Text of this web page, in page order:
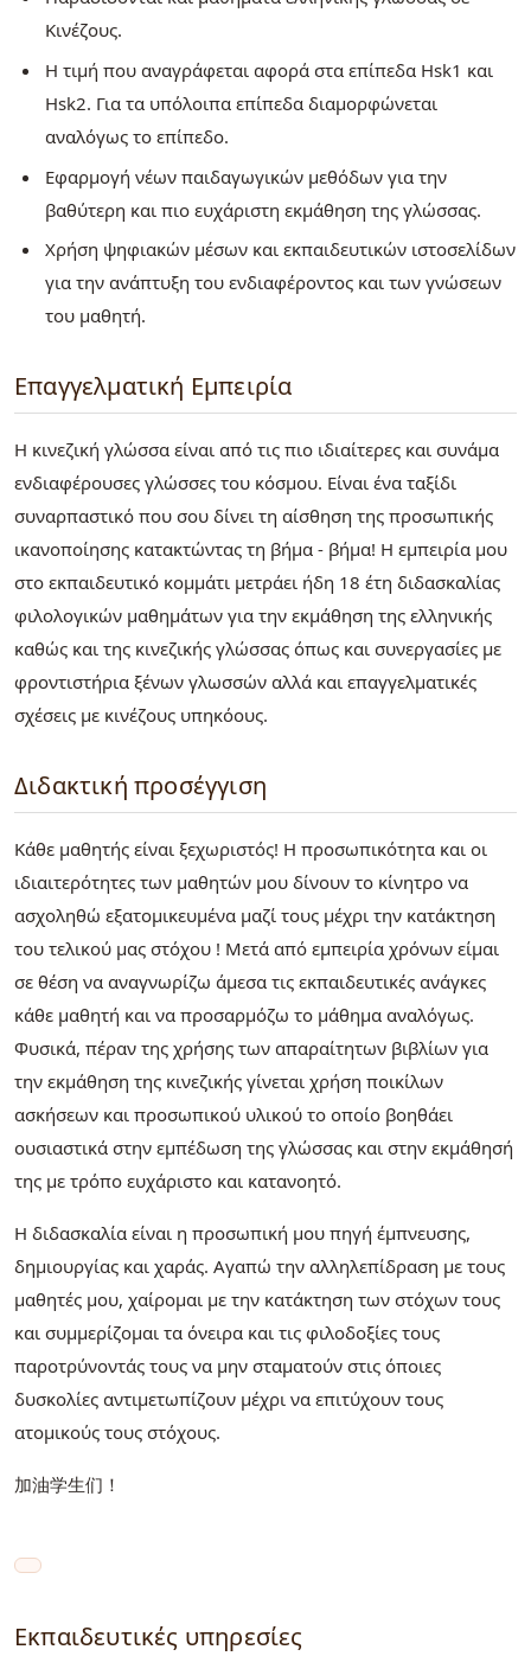
Κινέζους.
Η τιμή που αναγράφεται αφορά στα επίπεδα Hsk1 και
Hsk2. Για τα υπόλοιπα επίπεδα διαμορφώνεται
αναλόγως το επίπεδο.
Εφαρμογή νέων παιδαγωγικών μεθόδων για την
βαθύτερη και πιο ευχάριστη εκμάθηση της γλώσσας.
Χρήση ψηφιακών μέσων και εκπαιδευτικών ιστοσελίδων
για την ανάπτυξη του ενδιαφέροντος και των γνώσεων
του μαθητή.
Επαγγελματική Εμπειρία
Η κινεζική γλώσσα είναι από τις πιο ιδιαίτερες και συνάμα
ενδιαφέρουσες γλώσσες του κόσμου. Είναι ένα ταξίδι
συναρπαστικό που σου δίνει τη αίσθηση της προσωπικής
ικανοποίησης κατακτώντας τη βήμα - βήμα! Η εμπειρία μου
στο εκπαιδευτικό κομμάτι μετράει ήδη 18 έτη διδασκαλίας
φιλολογικών μαθημάτων για την εκμάθηση της ελληνικής
καθώς και της κινεζικής γλώσσας όπως και συνεργασίες με
φροντιστήρια ξένων γλωσσών αλλά και επαγγελματικές
σχέσεις με κινέζους υπηκόους.
Διδακτική προσέγγιση
Κάθε μαθητής είναι ξεχωριστός! Η προσωπικότητα και οι
ιδιαιτερότητες των μαθητών μου δίνουν το κίνητρο να
ασχοληθώ εξατομικευμένα μαζί τους μέχρι την κατάκτηση
του τελικού μας στόχου ! Μετά από εμπειρία χρόνων είμαι
σε θέση να αναγνωρίζω άμεσα τις εκπαιδευτικές ανάγκες
κάθε μαθητή και να προσαρμόζω το μάθημα αναλόγως.
Φυσικά, πέραν της χρήσης των απαραίτητων βιβλίων για
την εκμάθηση της κινεζικής γίνεται χρήση ποικίλων
ασκήσεων και προσωπικού υλικού το οποίο βοηθάει
ουσιαστικά στην εμπέδωση της γλώσσας και στην εκμάθησή
της με τρόπο ευχάριστο και κατανοητό.
Η διδασκαλία είναι η προσωπική μου πηγή έμπνευσης,
δημιουργίας και χαράς. Αγαπώ την αλληλεπίδραση με τους
μαθητές μου, χαίρομαι με την κατάκτηση των στόχων τους
και συμμερίζομαι τα όνειρα και τις φιλοδοξίες τους
παροτρύνοντάς τους να μην σταματούν στις όποιες
δυσκολίες αντιμετωπίζουν μέχρι να επιτύχουν τους
ατομικούς τους στόχους.
加油学生们！
Εκπαιδευτικές υπηρεσίες